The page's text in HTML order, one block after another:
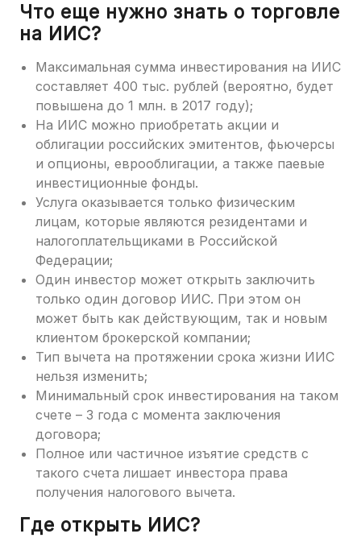
Что еще нужно знать о торговле
на ИИС?
Максимальная сумма инвестирования на ИИС
составляет 400 тыс. рублей (вероятно, будет
повышена до 1 млн. в 2017 году);
На ИИС можно приобретать акции и
облигации российских эмитентов, фьючерсы
и опционы, еврооблигации, а также паевые
инвестиционные фонды.
Услуга оказывается только физическим
лицам, которые являются резидентами и
налогоплательщиками в Российской
Федерации;
Один инвестор может открыть заключить
только один договор ИИС. При этом он
может быть как действующим, так и новым
клиентом брокерской компании;
Тип вычета на протяжении срока жизни ИИС
нельзя изменить;
Минимальный срок инвестирования на таком
счете – 3 года с момента заключения
договора;
Полное или частичное изъятие средств с
такого счета лишает инвестора права
получения налогового вычета.
Где открыть ИИС?